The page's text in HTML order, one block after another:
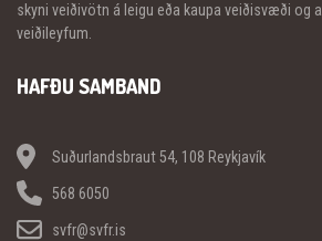
skyni veiðivötn á leigu eða kaupa veiðisvæði og
veiðileyfum.
HAFÐU SAMBAND
Suðurlandsbraut 54, 108 Reykjavík
568 6050
svfr@svfr.is